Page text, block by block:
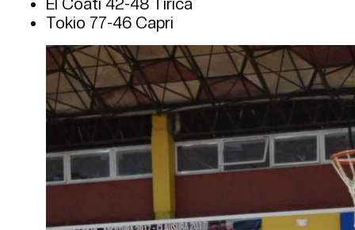
El Coatí 42-48 Tirica
Tokio 77-46 Capri